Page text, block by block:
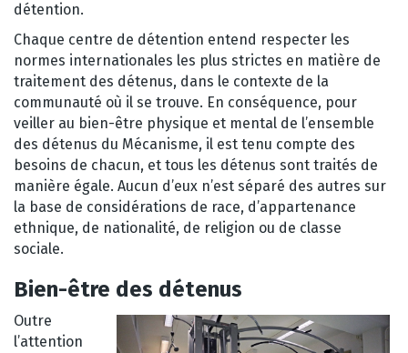
détention.
Chaque centre de détention entend respecter les
normes internationales les plus strictes en matière de
traitement des détenus, dans le contexte de la
communauté où il se trouve. En conséquence, pour
veiller au bien-être physique et mental de l’ensemble
des détenus du Mécanisme, il est tenu compte des
besoins de chacun, et tous les détenus sont traités de
manière égale. Aucun d’eux n’est séparé des autres sur
la base de considérations de race, d’appartenance
ethnique, de nationalité, de religion ou de classe
sociale.
Bien-être des détenus
Outre
l’attention